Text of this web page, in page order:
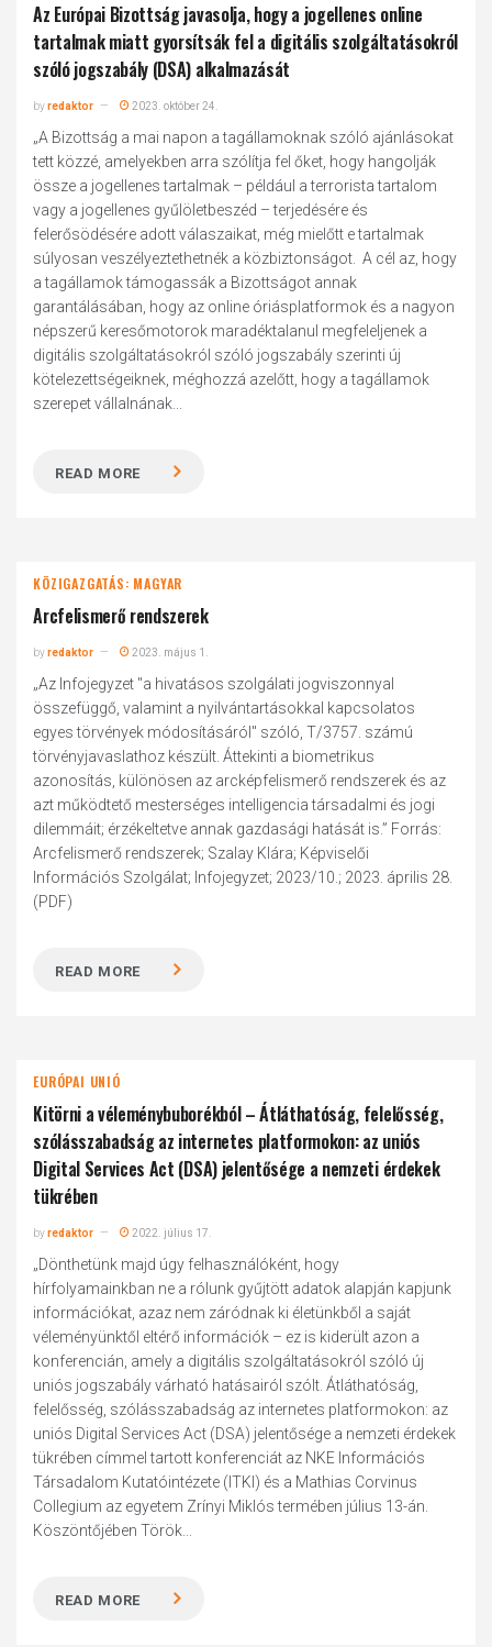
Az Európai Bizottság javasolja, hogy a jogellenes online
tartalmak miatt gyorsítsák fel a digitális szolgáltatásokról
szóló jogszabály (DSA) alkalmazását
byredaktor 2023. október 24.
„A Bizottság a mai napon a tagállamoknak szóló ajánlásokat
tett közzé, amelyekben arra szólítja fel őket, hogy hangolják
össze a jogellenes tartalmak – például a terrorista tartalom
vagy a jogellenes gyűlöletbeszéd – terjedésére és
felerősödésére adott válaszaikat, még mielőtt e tartalmak
súlyosan veszélyeztethetnék a közbiztonságot. A cél az, hogy
a tagállamok támogassák a Bizottságot annak
garantálásában, hogy az online óriásplatformok és a nagyon
népszerű keresőmotorok maradéktalanul megfeleljenek a
digitális szolgáltatásokról szóló jogszabály szerinti új
kötelezettségeiknek, méghozzá azelőtt, hogy a tagállamok
szerepet vállalnának...
READ MORE
KÖZIGAZGATÁS: MAGYAR
Arcfelismerő rendszerek
byredaktor 2023. május 1.
„Az Infojegyzet "a hivatásos szolgálati jogviszonnyal
összefüggő, valamint a nyilvántartásokkal kapcsolatos
egyes törvények módosításáról" szóló, T/3757. számú
törvényjavaslathoz készült. Áttekinti a biometrikus
azonosítás, különösen az arcképfelismerő rendszerek és az
azt működtető mesterséges intelligencia társadalmi és jogi
dilemmáit; érzékeltetve annak gazdasági hatását is.” Forrás:
Arcfelismerő rendszerek; Szalay Klára; Képviselői
Információs Szolgálat; Infojegyzet; 2023/10.; 2023. április 28.
(PDF)
READ MORE
EURÓPAI UNIÓ
Kitörni a véleménybuborékból – Átláthatóság, felelősség,
szólásszabadság az internetes platformokon: az uniós
Digital Services Act (DSA) jelentősége a nemzeti érdekek
tükrében
byredaktor 2022. július 17.
„Dönthetünk majd úgy felhasználóként, hogy
hírfolyamainkban ne a rólunk gyűjtött adatok alapján kapjunk
információkat, azaz nem záródnak ki életünkből a saját
véleményünktől eltérő információk – ez is kiderült azon a
konferencián, amely a digitális szolgáltatásokról szóló új
uniós jogszabály várható hatásairól szólt. Átláthatóság,
felelősség, szólásszabadság az internetes platformokon: az
uniós Digital Services Act (DSA) jelentősége a nemzeti érdekek
tükrében címmel tartott konferenciát az NKE Információs
Társadalom Kutatóintézete (ITKI) és a Mathias Corvinus
Collegium az egyetem Zrínyi Miklós termében július 13-án.
Köszöntőjében Török...
READ MORE